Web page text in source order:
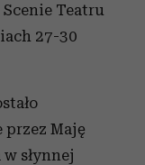
Scenie Teatru
27-30
przez Maję
słynnej